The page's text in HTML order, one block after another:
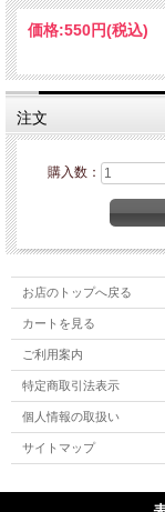
がれます。
選ばれて
原材料：マー
ルミ、小麦粉
漬、洋酒／ト
着色料（カロ
を含む）
栄養成分表示(
653kcal たん
水化物・51.2
価格:550円(税込)
注文
購入数：
お店のトップへ戻る
カートを見る
ご利用案内
特定商取引法表示
個人情報の取扱い
サイトマップ